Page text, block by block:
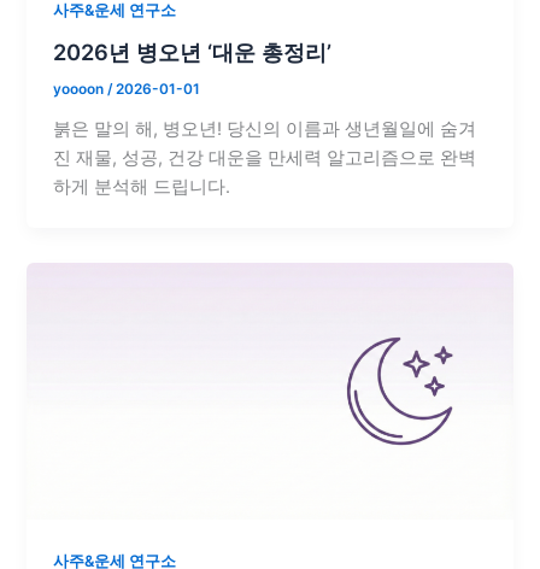
사주&운세 연구소
2026년 병오년 ‘대운 총정리’
yoooon/2026-01-01
붉은 말의 해, 병오년! 당신의 이름과 생년월일에 숨겨
진 재물, 성공, 건강 대운을 만세력 알고리즘으로 완벽
하게 분석해 드립니다.
사주&운세 연구소